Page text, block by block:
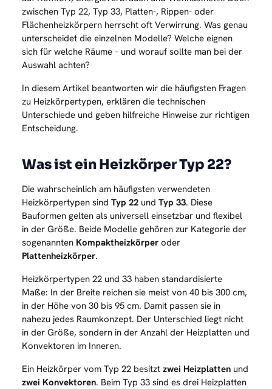
zwischen Typ 22, Typ 33, Platten-, Rippen- oder
Flächenheizkörpern herrscht oft Verwirrung. Was genau
unterscheidet die einzelnen Modelle? Welche eignen
sich für welche Räume – und worauf sollte man bei der
Auswahl achten?
In diesem Artikel beantworten wir die häufigsten Fragen
zu Heizkörpertypen, erklären die technischen
Unterschiede und geben hilfreiche Hinweise zur richtigen
Entscheidung.
Was ist ein Heizkörper Typ 22?
Die wahrscheinlich am häufigsten verwendeten
Heizkörpertypen sind Typ 22 und Typ 33. Diese
Bauformen gelten als universell einsetzbar und flexibel
in der Größe. Beide Modelle gehören zur Kategorie der
sogenannten Kompaktheizkörper oder
Plattenheizkörper.
Heizkörpertypen 22 und 33 haben standardisierte
Maße: In der Breite reichen sie meist von 40 bis 300 cm,
in der Höhe von 30 bis 95 cm. Damit passen sie in
nahezu jedes Raumkonzept. Der Unterschied liegt nicht
in der Größe, sondern in der Anzahl der Heizplatten und
Konvektoren im Inneren.
Ein Heizkörper vom Typ 22 besitzt zwei Heizplatten und
zwei Konvektoren. Beim Typ 33 sind es drei Heizplatten